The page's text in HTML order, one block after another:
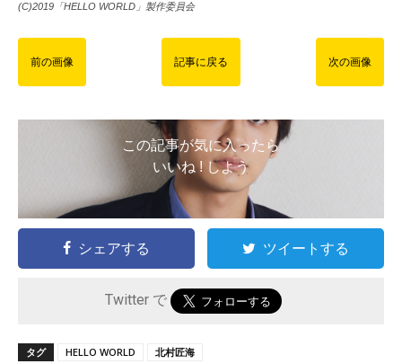
(C)2019「HELLO WORLD」製作委員会
前の画像 記事に戻る 次の画像
この記事が気に入ったら
いいね ! しよう
シェアする ツイートする
Twitter で
タグ HELLO WORLD 北村匠海